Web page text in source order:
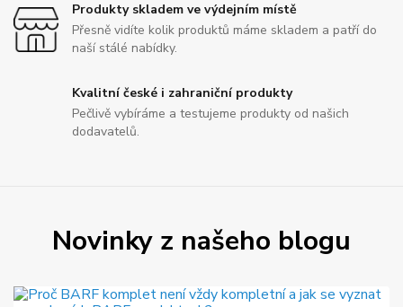
Produkty skladem ve výdejním místě
Přesně vidíte kolik produktů máme skladem a patří do
naší stálé nabídky.
Kvalitní české i zahraniční produkty
Pečlivě vybíráme a testujeme produkty od našich
dodavatelů.
Novinky z našeho blogu